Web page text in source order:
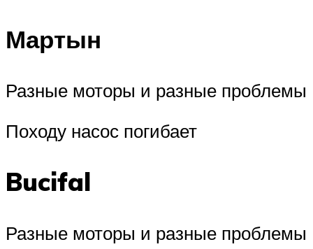
Мартын
Разные моторы и разные проблемы
Походу насос погибает
Bucifal
Разные моторы и разные проблемы